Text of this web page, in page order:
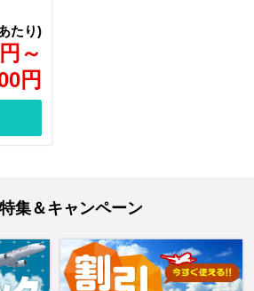
円 ～
円
特集＆キャンペーン